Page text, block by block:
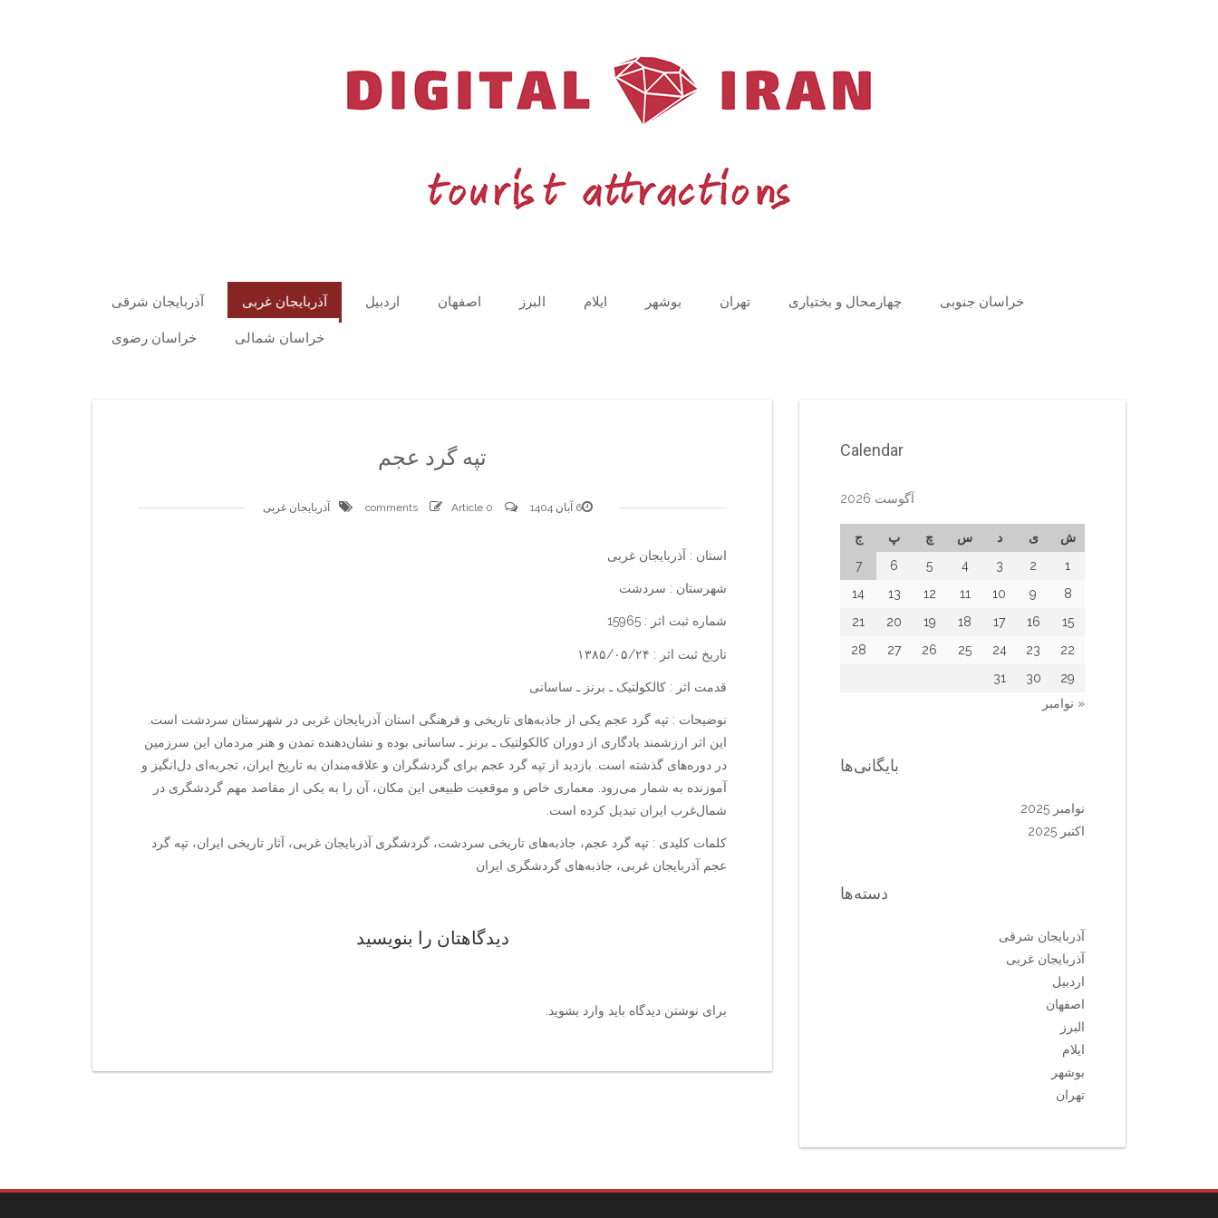
آذربایجان شرقی آذربایجان غربی اردبیل اصفهان البرز ایلام بوشهر تهران چهارمحال و بختیاری خراسان جنوبی
خراسان رضوی خراسان شمالی
تپه گرد عجم
6 آبان 1404 0 comments
Article آذربایجان غربی
استان : آذربایجان غربی
شهرستان : سردشت
شماره ثبت اثر : 15965
تاریخ ثبت اثر : ۱۳۸۵/۰۵/۲۴
قدمت اثر : کالکولتیک ـ برنز ـ ساسانی
نوضیحات : تپه گرد عجم یکی از جاذبه‌های تاریخی و فرهنگی استان آذربایجان غربی در شهرستان سردشت است.
این اثر ارزشمند یادگاری از دوران کالکولتیک ـ برنز ـ ساسانی بوده و نشان‌دهنده تمدن و هنر مردمان این سرزمین
در دوره‌های گذشته است. بازدید از تپه گرد عجم برای گردشگران و علاقه‌مندان به تاریخ ایران، تجربه‌ای دل‌انگیز و
آموزنده به شمار می‌رود. معماری خاص و موقعیت طبیعی این مکان، آن را به یکی از مقاصد مهم گردشگری در
شمال‌غرب ایران تبدیل کرده است.
کلمات کلیدی : تپه گرد عجم، جاذبه‌های تاریخی سردشت، گردشگری آذربایجان غربی، آثار تاریخی ایران، تپه گرد
عجم آذربایجان غربی، جاذبه‌های گردشگری ایران
دیدگاهتان را بنویسید
برای نوشتن دیدگاه باید وارد بشوید
Calendar
آگوست 2026
ش ی د س چ پ
ج
1
2
3
4
5
6
7
8
9
10
11
12
13
14
15
16
17
18
19
20
21
22
23
24
25
26
27
28
29
30
31
« نوامبر
بایگانی‌ها
نوامبر 2025
اکتبر 2025
دسته‌ها
آذربایجان شرقی
آذربایجان غربی
اردبیل
اصفهان
البرز
ایلام
بوشهر
تهران